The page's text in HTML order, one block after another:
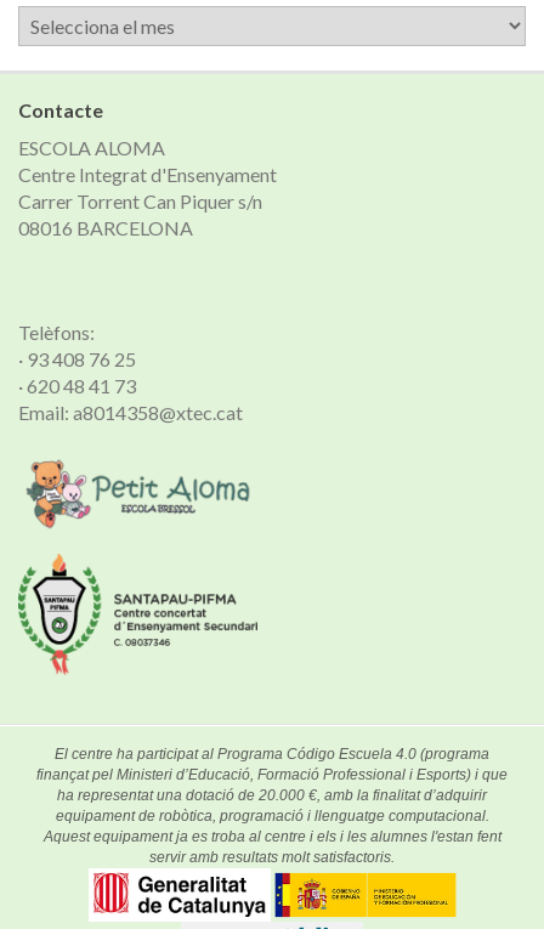
Arxiu
de
notícies
Contacte
ESCOLA ALOMA
Centre Integrat d'Ensenyament
Carrer Torrent Can Piquer s/n
08016 BARCELONA
Telèfons:
· 93 408 76 25
· 620 48 41 73
Email: a8014358@xtec.cat
El centre ha participat al Programa Código Escuela 4.0 (programa
finançat pel Ministeri d’Educació, Formació Professional i Esports) i que
ha representat una dotació de 20.000 €, amb la finalitat d’adquirir
equipament de robòtica, programació i llenguatge computacional.
Aquest equipament ja es troba al centre i els i les alumnes l'estan fent
servir amb resultats molt satisfactoris.